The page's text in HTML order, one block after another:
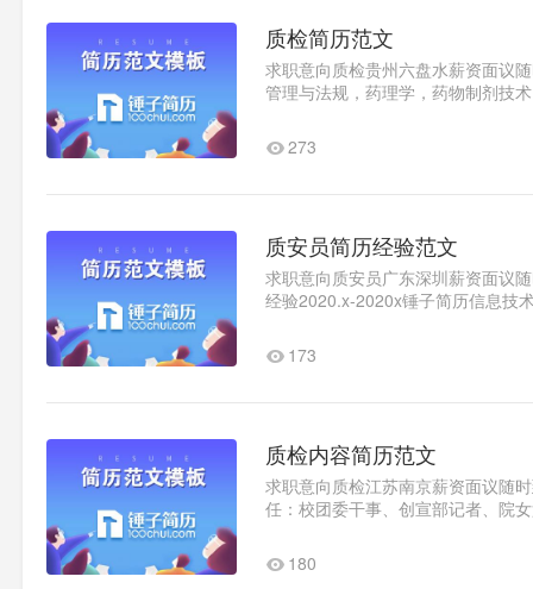
质检简历范文
求职意向质检贵州六盘水薪资面议
管理与法规，药理学，药物制剂技
273
质安员简历经验范文
求职意向质安员广东深圳薪资面议
经验2020.x-2020x锤子简历信息技
173
质检内容简历范文
求职意向质检江苏南京薪资面议随
任：校团委干事、创宣部记者、院
180